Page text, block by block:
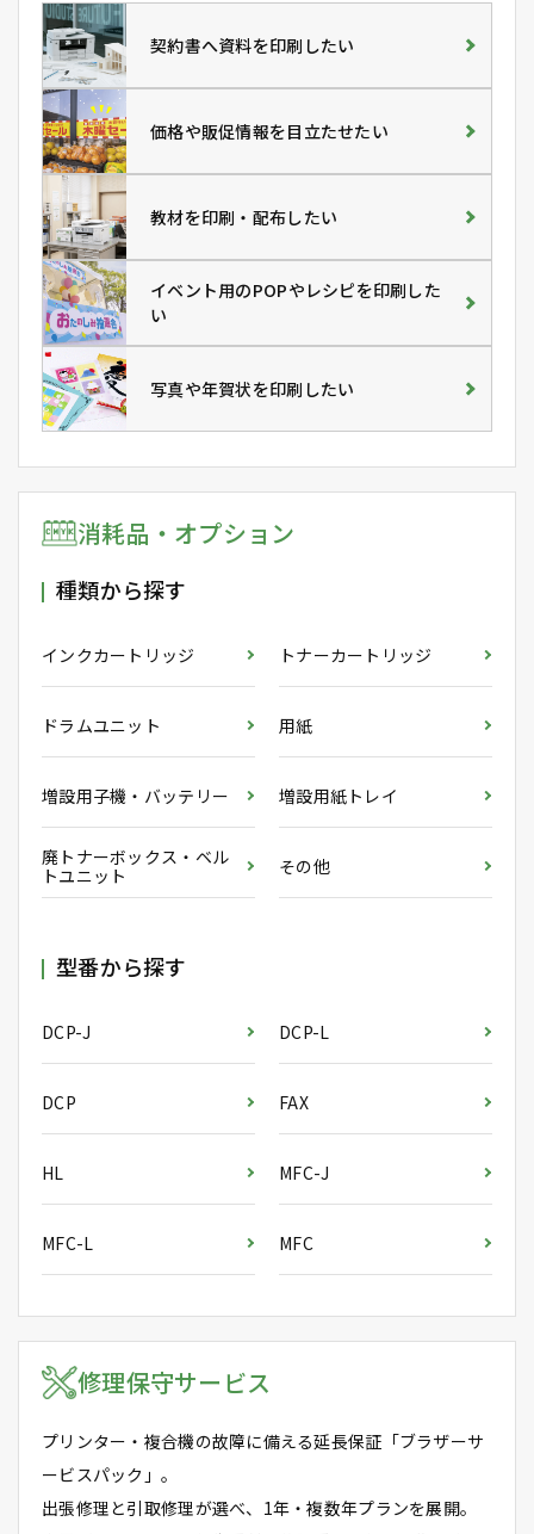
契約書へ資料を印刷したい
価格や販促情報を目立たせたい
教材を印刷・配布したい
イベント用のPOPやレシピを印刷した
い
写真や年賀状を印刷したい
消耗品・オプション
種類から探す
インクカートリッジ トナーカートリッジ
ドラムユニット 用紙
増設用子機・バッテリー 増設用紙トレイ
廃トナーボックス・ベル
トユニット
その他
型番から探す
DCP-J DCP-L
DCP FAX
HL MFC-J
MFC-L MFC
修理保守サービス
プリンター・複合機の故障に備える延長保証「ブラザーサ
ービスパック」。
出張修理と引取修理が選べ、1年・複数年プランを展開。